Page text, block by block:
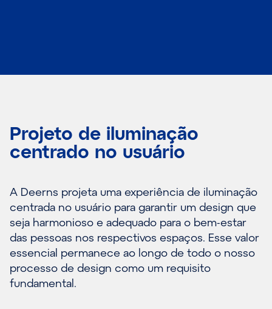
Projeto de iluminação
centrado no usuário
A Deerns projeta uma experiência de iluminação
centrada no usuário para garantir um design que
seja harmonioso e adequado para o bem-estar
das pessoas nos respectivos espaços. Esse valor
essencial permanece ao longo de todo o nosso
processo de design como um requisito
fundamental.